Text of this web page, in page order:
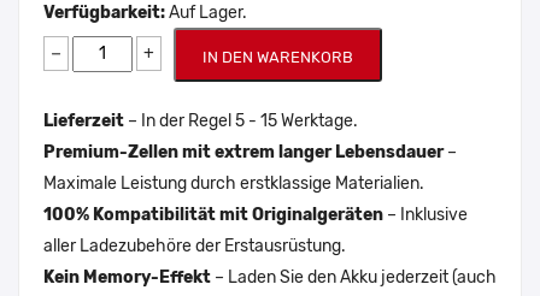
Verfügbarkeit:Auf Lager.
− + IN DEN WARENKORB
Lieferzeit – In der Regel 5 - 15 Werktage.
Premium-Zellen mit extrem langer Lebensdauer–
Maximale Leistung durch erstklassige Materialien.
100% Kompatibilität mit Originalgeräten – Inklusive
aller Ladezubehöre der Erstausrüstung.
Kein Memory-Effekt – Laden Sie den Akku jederzeit (auch